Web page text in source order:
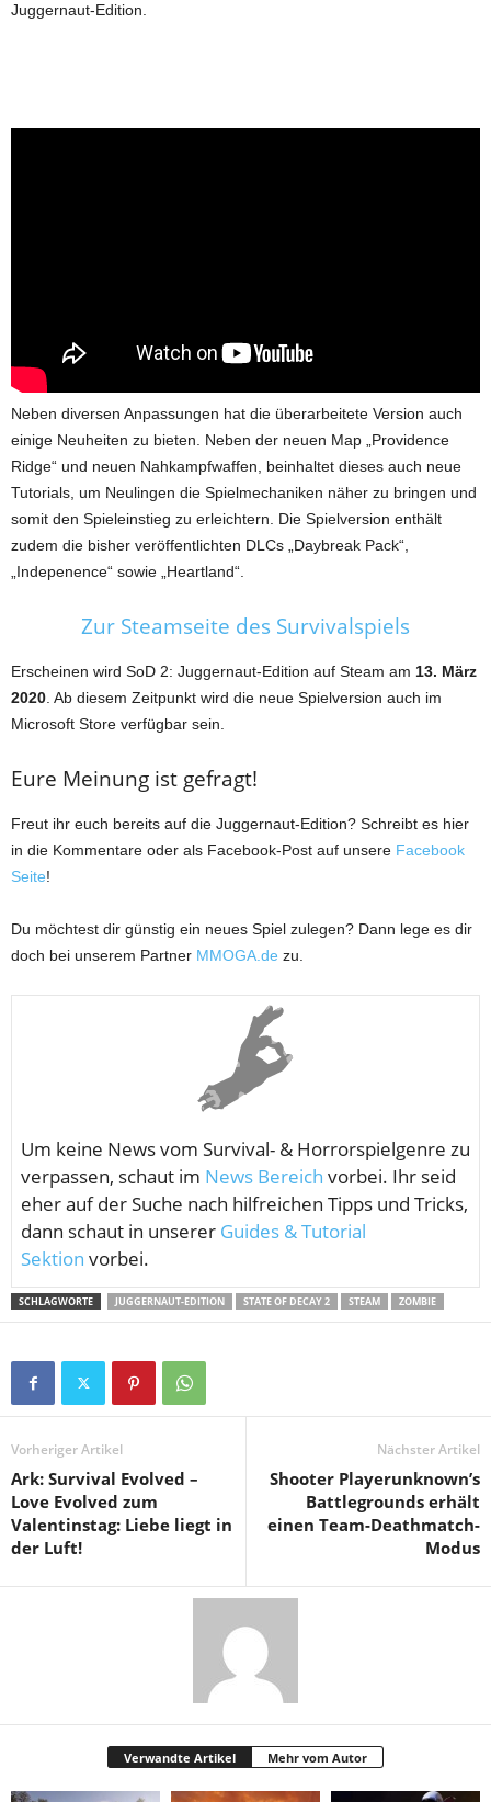
Juggernaut-Edition.
Neben diversen Anpassungen hat die überarbeitete Version auch
einige Neuheiten zu bieten. Neben der neuen Map „Providence
Ridge“ und neuen Nahkampfwaffen, beinhaltet dieses auch neue
Tutorials, um Neulingen die Spielmechaniken näher zu bringen und
somit den Spieleinstieg zu erleichtern. Die Spielversion enthält
zudem die bisher veröffentlichten DLCs „Daybreak Pack“,
„Indepenence“ sowie „Heartland“.
Zur Steamseite des Survivalspiels
Erscheinen wird SoD 2: Juggernaut-Edition auf Steam am 13. März
2020 . Ab diesem Zeitpunkt wird die neue Spielversion auch im
Microsoft Store verfügbar sein.
Eure Meinung ist gefragt!
Freut ihr euch bereits auf die Juggernaut-Edition? Schreibt es hier
in die Kommentare oder als Facebook-Post auf unsere Facebook
Seite!
Du möchtest dir günstig ein neues Spiel zulegen? Dann lege es dir
doch bei unserem Partner MMOGA.de zu.
Um keine News vom Survival- & Horrorspielgenre zu
verpassen, schaut im News Bereich vorbei. Ihr seid
eher auf der Suche nach hilfreichen Tipps und Tricks,
dann schaut in unserer Guides & Tutorial
Sektion vorbei.
SCHLAGWORTE JUGGERNAUT-EDITION STATE OF DECAY 2 STEAM ZOMBIE
Vorheriger Artikel
Ark: Survival Evolved –
Love Evolved zum
Valentinstag: Liebe liegt in
der Luft!
Nächster Artikel
Shooter Playerunknown’s
Battlegrounds erhält
einen Team-Deathmatch-
Modus
Verwandte Artikel Mehr vom Autor